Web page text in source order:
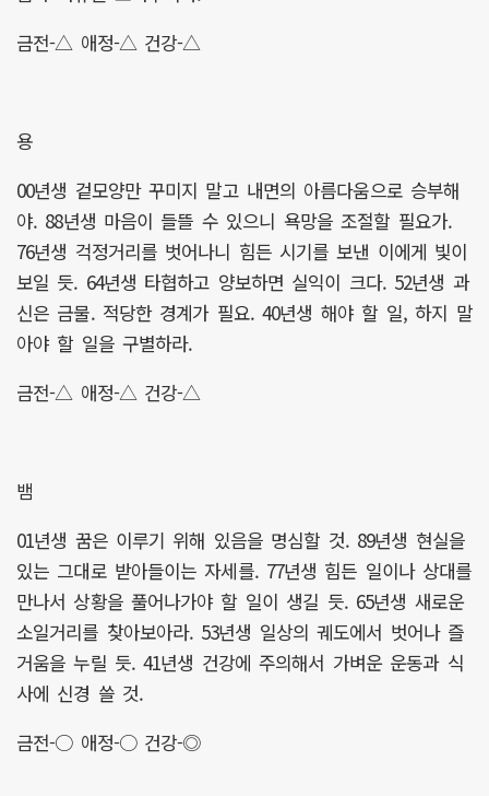
금전-△ 애정-△ 건강-△
용
00년생 겉모양만 꾸미지 말고 내면의 아름다움으로 승부해
야. 88년생 마음이 들뜰 수 있으니 욕망을 조절할 필요가.
76년생 걱정거리를 벗어나니 힘든 시기를 보낸 이에게 빛이
보일 듯. 64년생 타협하고 양보하면 실익이 크다. 52년생 과
신은 금물. 적당한 경계가 필요. 40년생 해야 할 일, 하지 말
아야 할 일을 구별하라.
금전-△ 애정-△ 건강-△
뱀
01년생 꿈은 이루기 위해 있음을 명심할 것. 89년생 현실을
있는 그대로 받아들이는 자세를. 77년생 힘든 일이나 상대를
만나서 상황을 풀어나가야 할 일이 생길 듯. 65년생 새로운
소일거리를 찾아보아라. 53년생 일상의 궤도에서 벗어나 즐
거움을 누릴 듯. 41년생 건강에 주의해서 가벼운 운동과 식
사에 신경 쓸 것.
금전-○ 애정-○ 건강-◎